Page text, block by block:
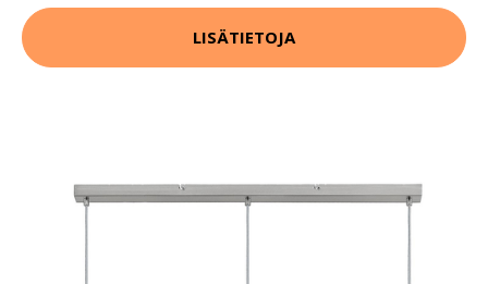
LISÄTIETOJA